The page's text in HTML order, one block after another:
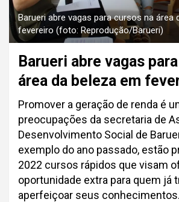
Barueri abre vagas para cursos na área
fevereiro (foto: Reprodução/Barueri)
Barueri abre vagas
área da beleza em
Promover a geração de renda é
preocupações da secretaria de
Desenvolvimento Social de
exemplo do ano passado, estão
2022 cursos rápidos que visam
oportunidade extra para quem já
aperfeiçoar seus conhecimentos.